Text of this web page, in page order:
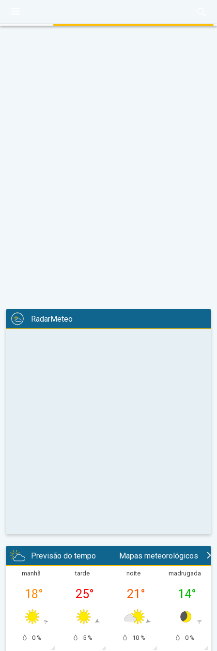
RadarMeteo
Previsão do tempo Mapas meteorológicos
manhã
18°
0 %
tarde
25°
5 %
noite
21 °
10 %
madrugada
14°
0 %